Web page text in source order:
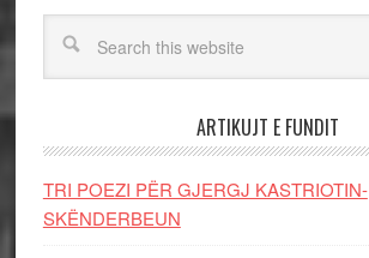
ARTIKUJT E FUNDIT
TRI POEZI PËR GJERGJ KASTRIOTIN-
SKËNDERBEUN